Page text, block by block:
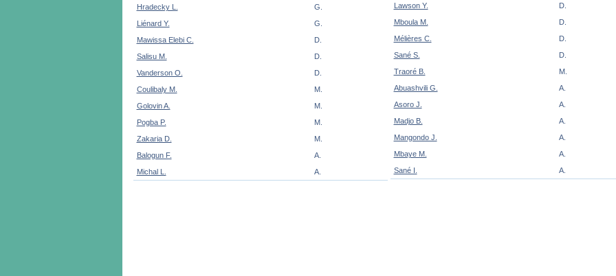
Hradecky L.
G.
Liénard Y.
G.
Mawissa Elebi C.
D.
Salisu M.
D.
Vanderson O.
D.
Coulibaly M.
M.
Golovin A.
M.
Pogba P.
M.
Zakaria D.
M.
Balogun F.
A.
Michal L.
A.
Lawson Y.
D.
Mboula M.
D.
Mélières C.
D.
Sané S.
D.
Traoré B.
M.
Abuashvili G.
A.
Asoro J.
A.
Madjo B.
A.
Mangondo J.
A.
Mbaye M.
A.
Sané I.
A.